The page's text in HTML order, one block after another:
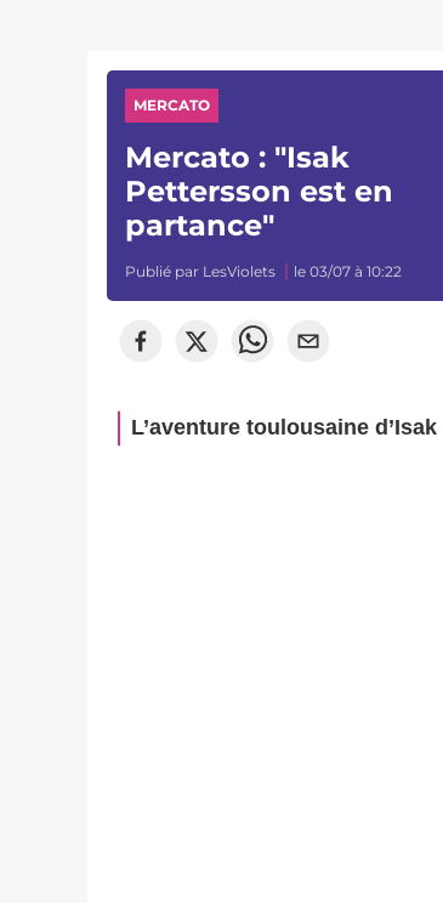
MERCATO
Mercato : "Isak
Pettersson est en
partance"
Publié par LesViolets le 03/07 à 10:22
L’aventure toulousaine